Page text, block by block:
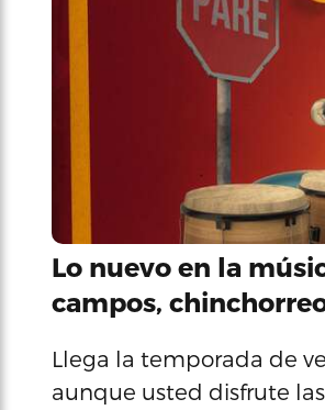
Lo nuevo en la
campos,
Llega la temporada de
aunque usted disfrute